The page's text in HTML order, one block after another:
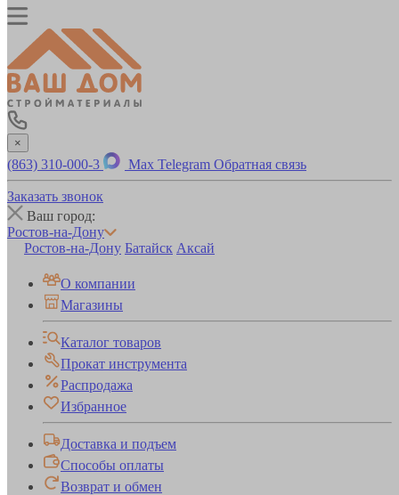
×
(863) 310-000-3 Max Telegram Обратная связь
Заказать звонок
Ваш город:
Ростов-на-Дону
Ростов-на-Дону Батайск Аксай
О компании
Магазины
Каталог товаров
Прокат инструмента
Распродажа
Избранное
Доставка и подъем
Способы оплаты
Возврат и обмен